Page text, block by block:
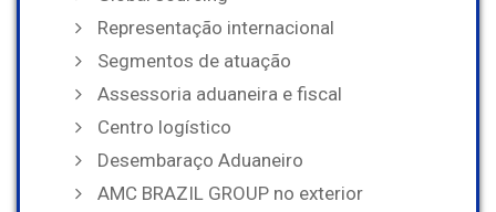
Representação internacional
Segmentos de atuação
Assessoria aduaneira e fiscal
Centro logístico
Desembaraço Aduaneiro
AMC BRAZIL GROUP no exterior